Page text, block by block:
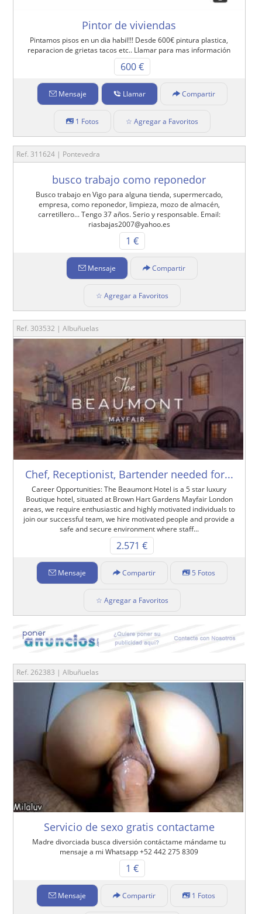
Pintor de viviendas
Pintamos pisos en un dia habil!!! Desde 600€ pintura plastica,
reparacion de grietas tacos etc.. Llamar para mas información
600 €
Mensaje Llamar Compartir
1 Fotos ☆ Agregar a Favoritos
Ref. 311624 | Pontevedra
busco trabajo como reponedor
Busco trabajo en Vigo para alguna tienda, supermercado,
empresa, como reponedor, limpieza, mozo de almacén,
carretillero... Tengo 37 años. Serio y responsable. Email:
riasbajas2007@yahoo.es
1 €
Mensaje Compartir
☆ Agregar a Favoritos
Ref. 303532 | Albuñuelas
Chef, Receptionist, Bartender needed for...
Career Opportunities: The Beaumont Hotel is a 5 star luxury
Boutique hotel, situated at Brown Hart Gardens Mayfair London
areas, we require enthusiastic and highly motivated individuals to
join our successful team, we hire motivated people and provide a
safe and secure environment where staff...
2.571 €
Mensaje Compartir 5 Fotos
☆ Agregar a Favoritos
Ref. 262383 | Albuñuelas
Servicio de sexo gratis contactame
Madre divorciada busca diversión contáctame mándame tu
mensaje a mi Whatsapp +52 442 275 8309
1 €
Mensaje Compartir 1 Fotos